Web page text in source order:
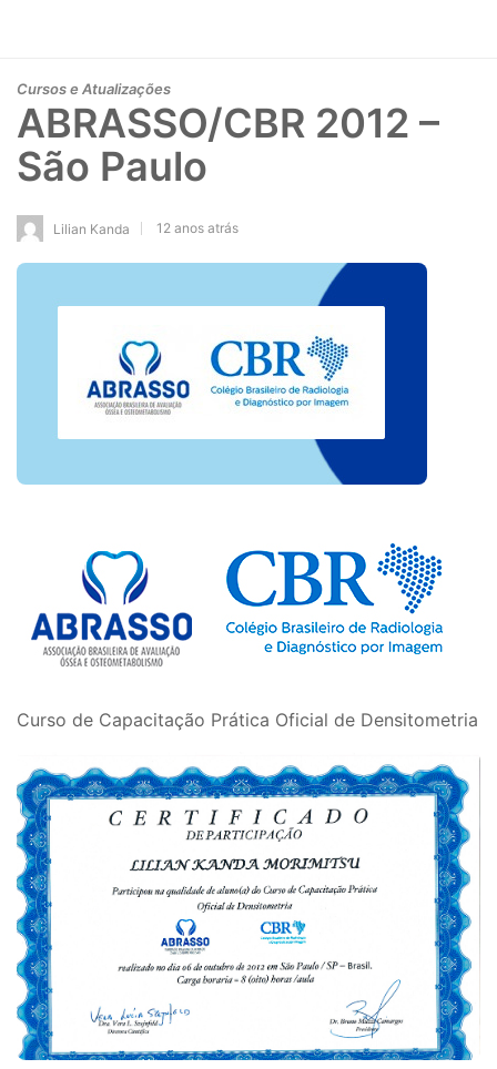
Cursos e Atualizações
ABRASSO/CBR 2012 –
São Paulo
Lilian Kanda 12 anos atrás
Curso de Capacitação Prática Oficial de Densitometria